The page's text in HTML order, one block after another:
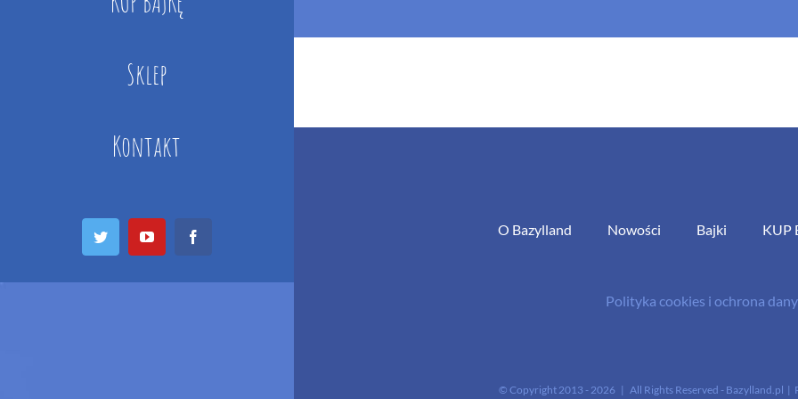
Sklep
Kontakt
Twitter YouTube O Bazylland Nowości Bajki KUP
Polityka cookies i ochrona
© Copyright 2013 - 2026 | All Rights Reserved - Bazylland.pl |